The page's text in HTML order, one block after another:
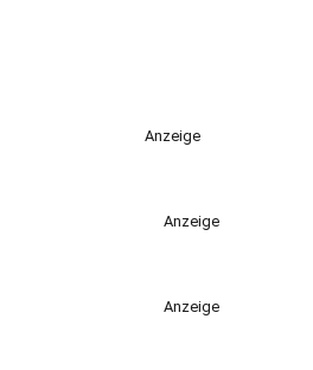
Anzeige
Anzeige
Anzeige